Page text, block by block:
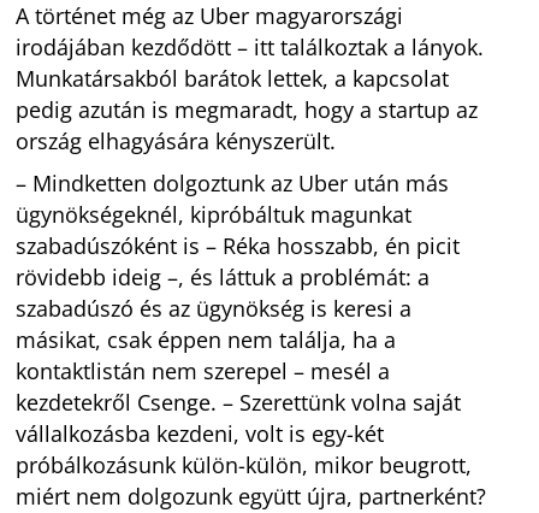
A történet még az Uber magyarországi
irodájában kezdődött – itt találkoztak a lányok.
Munkatársakból barátok lettek, a kapcsolat
pedig azután is megmaradt, hogy a startup az
ország elhagyására kényszerült.
– Mindketten dolgoztunk az Uber után más
ügynökségeknél, kipróbáltuk magunkat
szabadúszóként is – Réka hosszabb, én picit
rövidebb ideig –, és láttuk a problémát: a
szabadúszó és az ügynökség is keresi a
másikat, csak éppen nem találja, ha a
kontaktlistán nem szerepel – mesél a
kezdetekről Csenge. – Szerettünk volna saját
vállalkozásba kezdeni, volt is egy-két
próbálkozásunk külön-külön, mikor beugrott,
miért nem dolgozunk együtt újra, partnerként?